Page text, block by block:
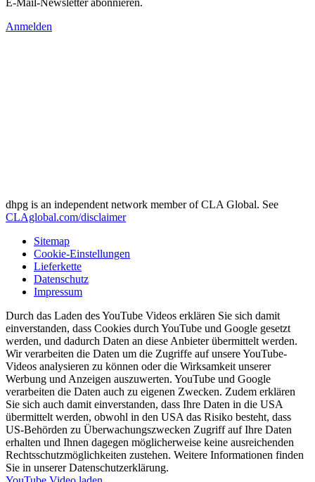
E-Mail-Newsletter abonnieren.
Anmelden
dhpg is an independent network member of CLA Global. See
CLAglobal.com/disclaimer
Sitemap
Cookie-Einstellungen
Lieferkette
Datenschutz
Impressum
Durch das Laden des YouTube Videos erklären Sie sich damit
einverstanden, dass Cookies durch YouTube und Google gesetzt
werden, und dadurch Daten an diese Anbieter übermittelt werden.
Wir verarbeiten die Daten um die Zugriffe auf unsere YouTube-
Videos analysieren zu können oder die Wirksamkeit unserer
Werbung und Anzeigen auszuwerten. YouTube und Google
verarbeiten die Daten auch zu eigenen Zwecken. Zudem erklären
Sie sich auch damit einverstanden, dass Ihre Daten in die USA
übermittelt werden, obwohl in den USA das Risiko besteht, dass
US-Behörden zu Überwachungszwecken Zugriff auf Ihre Daten
erhalten und Ihnen dagegen möglicherweise keine ausreichenden
Rechtsschutzmöglichkeiten zustehen. Weitere Informationen finden
Sie in unserer Datenschutzerklärung.